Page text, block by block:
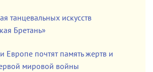
танцевальных искусств
Бретань»
Европе почтят память жертв и
мировой войны